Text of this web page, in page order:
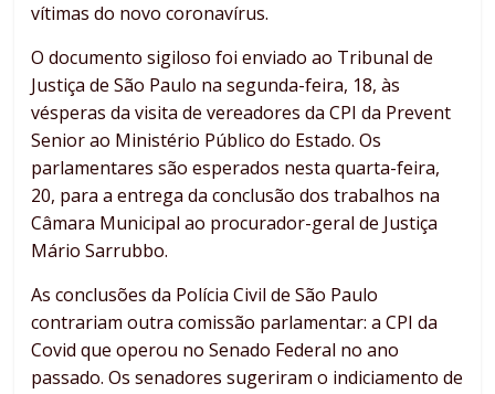
vítimas do novo coronavírus.
O documento sigiloso foi enviado ao Tribunal de
Justiça de São Paulo na segunda-feira, 18, às
vésperas da visita de vereadores da CPI da Prevent
Senior ao Ministério Público do Estado. Os
parlamentares são esperados nesta quarta-feira,
20, para a entrega da conclusão dos trabalhos na
Câmara Municipal ao procurador-geral de Justiça
Mário Sarrubbo.
As conclusões da Polícia Civil de São Paulo
contrariam outra comissão parlamentar: a CPI da
Covid que operou no Senado Federal no ano
passado. Os senadores sugeriram o indiciamento de